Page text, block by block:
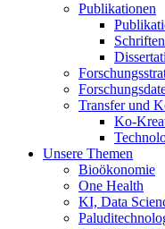
Publikationen
Transfer und
Ko-
Unsere Themen
Bioökonomie
One Health
KI, Data